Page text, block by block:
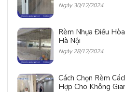
Ngày 30/12/2024
Rèm Nhựa Điều
Hà Nội
Ngày 28/12/2024
Cách Chọn Rèm
Hợp Cho Không